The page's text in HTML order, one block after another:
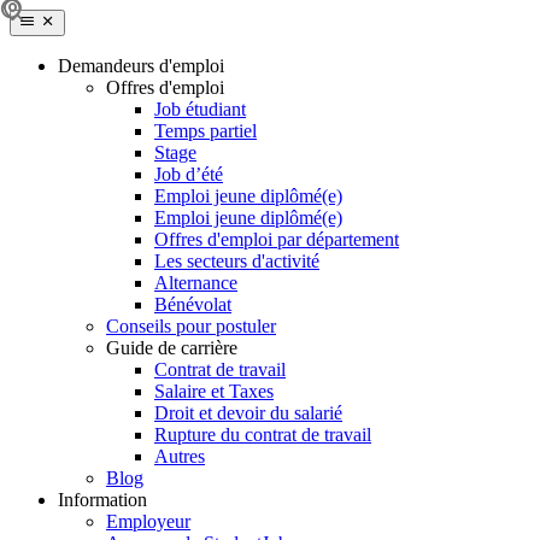
Demandeurs d'emploi
Offres d'emploi
Job étudiant
Temps partiel
Stage
Job d’été
Emploi jeune diplômé(e)
Emploi jeune diplômé(e)
Offres d'emploi par département
Les secteurs d'activité
Alternance
Bénévolat
Conseils pour postuler
Guide de carrière
Contrat de travail
Salaire et Taxes
Droit et devoir du salarié
Rupture du contrat de travail
Autres
Blog
Information
Employeur